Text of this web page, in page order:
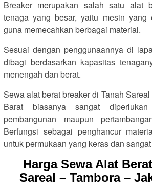
Breaker merupakan salah satu alat
tenaga yang besar, yaitu mesin yang
guna memecahkan berbagai material.
Sesuai dengan penggunaannya di
dibagi berdasarkan kapasitas
menengah dan berat.
Sewa alat berat breaker di Tanah
Barat biasanya sangat
pembangunan maupun
Berfungsi sebagai penghancur
untuk permukaan yang keras dan
Harga Sewa Alat
Sareal – Tambora –